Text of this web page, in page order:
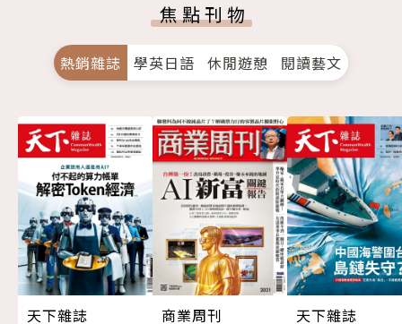
焦點刊物
熱銷雜誌 學英日語 休閒遊憩 閱讀藝文
天下雜誌
商業周刊
天下雜誌